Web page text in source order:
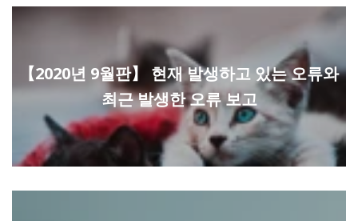
【2020년 9월판】 현재 발생하고 있는 오류와
최근 발생한 오류 보고